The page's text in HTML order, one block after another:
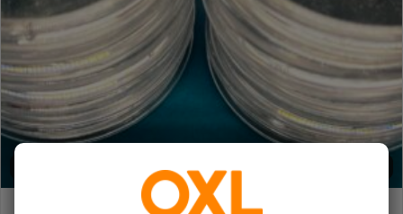
Slutter om: 9d 23t 13m 46s
10 stk. myntkapsler, runde (36mm/42mm)